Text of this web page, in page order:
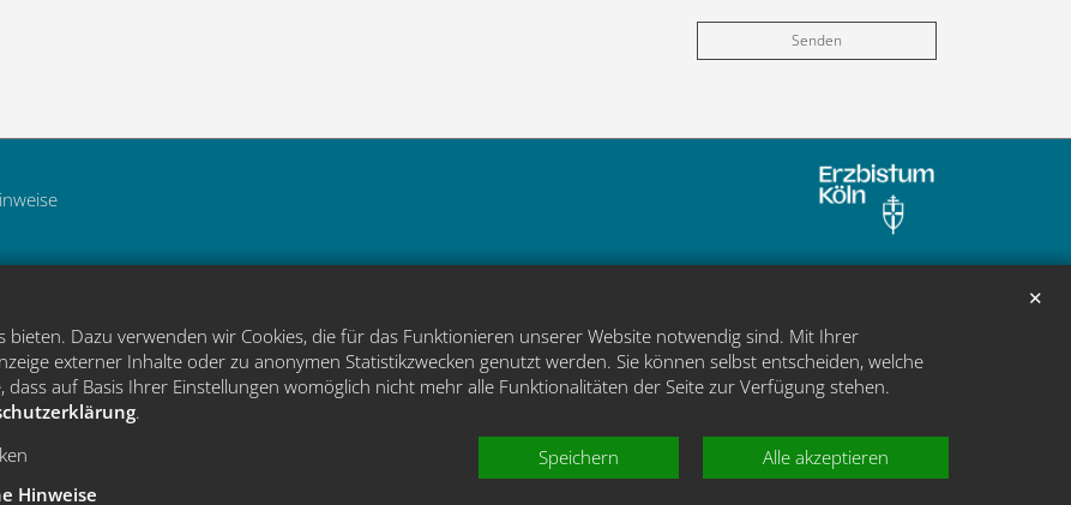
Dazu verwenden wir Cookies, die für das Funktionieren unserer Website notwendig sind. Mit Ihrer
externer Inhalte oder zu anonymen Statistikzwecken genutzt werden. Sie können selbst entscheiden, welche
dass auf Basis Ihrer Einstellungen womöglich nicht mehr alle Funktionalitäten der Seite zur Verfügung stehen.
.
Speichern Alle akzeptieren
✕
Hinweise